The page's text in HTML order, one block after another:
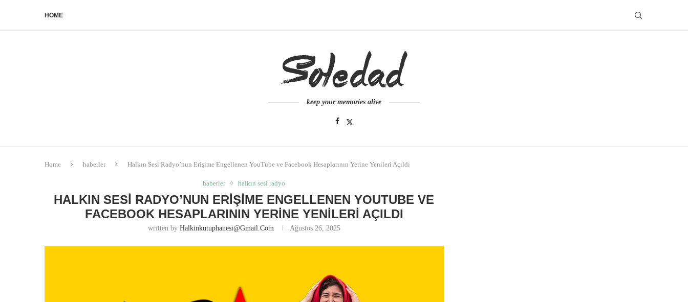
HOME
keep your memories alive
Home haberler Halkın Sesi Radyo’nun Erişime Engellenen YouTube ve Facebook Hesaplarının Yerine Yenileri Açıldı
haberler halkın sesi radyo
HALKIN SESI RADYO’NUN ERIŞIME ENGELLENEN YOUTUBE VE
FACEBOOK HESAPLARININ YERINE YENILERI AÇILDI
written by Halkinkutuphanesi@gmail.com Ağustos 26, 2025